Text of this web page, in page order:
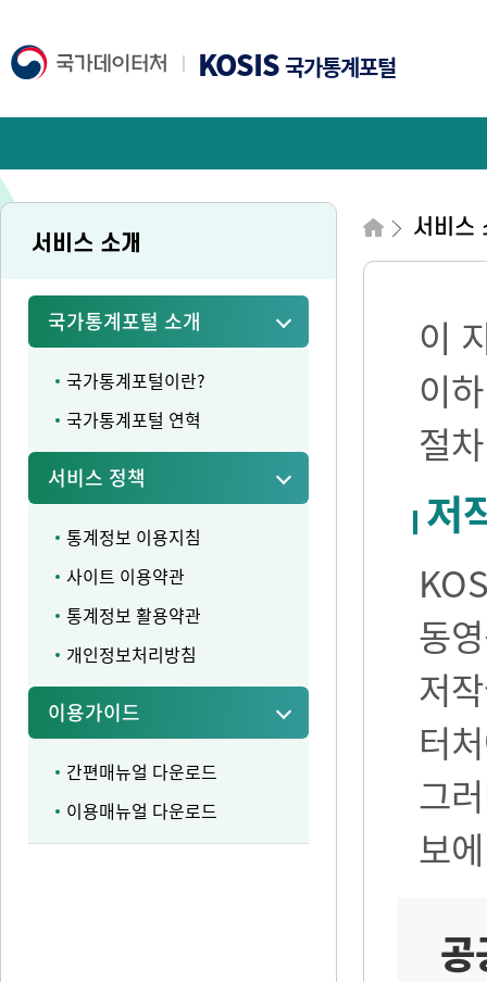
KOSIS국가통계포털
서비스 소개
국가통계포털 소개
국가통계포털이란?
국가통계포털 연혁
서비스 정책
통계정보 이용지침
사이트 이용약관
통계정보 활용약관
개인정보처리방침
이용가이드
간편매뉴얼 다운로드
이용매뉴얼 다운로드
서비스
이
이
절
저
동
저
터
그
보